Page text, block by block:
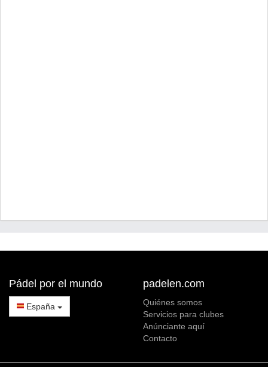
Pádel por el mundo
España
padelen.com
Quiénes somos
Servicios para clubes
Anúnciante aquí
Contacto